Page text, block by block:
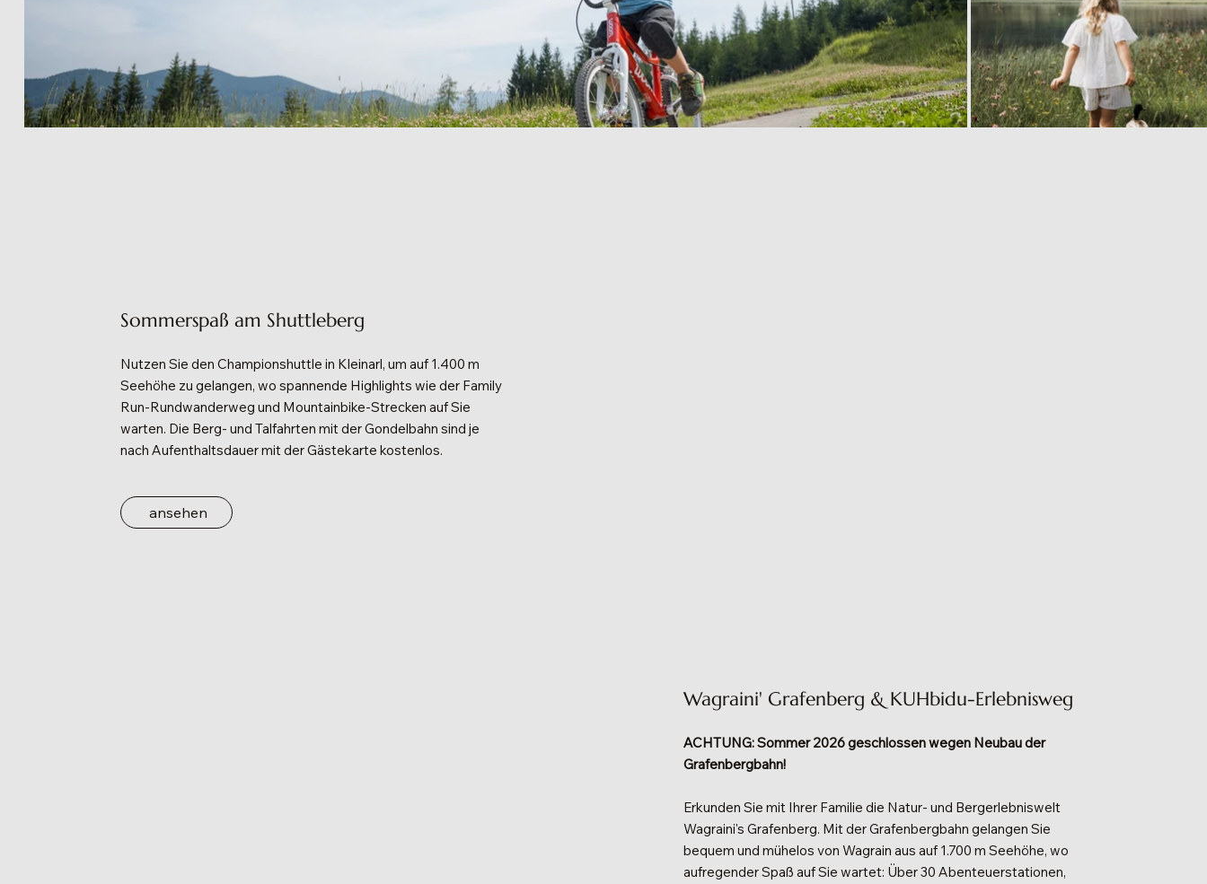
Sommerspaß am Shuttleberg
Nutzen Sie den Championshuttle in Kleinarl, um auf 1.400 m
Seehöhe zu gelangen, wo spannende Highlights wie der Family
Run-Rundwanderweg und Mountainbike-Strecken auf Sie
warten. Die Berg- und Talfahrten mit der Gondelbahn sind je
nach Aufenthaltsdauer mit der Gästekarte kostenlos.
ansehen
Wagraini' Grafenberg & KUHbidu-Erlebnisweg
ACHTUNG: Sommer 2026 geschlossen wegen Neubau der
Grafenbergbahn!
Erkunden Sie mit Ihrer Familie die Natur- und Bergerlebniswelt
Wagraini's Grafenberg. Mit der Grafenbergbahn gelangen Sie
bequem und mühelos von Wagrain aus auf 1.700 m Seehöhe, wo
aufregender Spaß auf Sie wartet: Über 30 Abenteuerstationen,